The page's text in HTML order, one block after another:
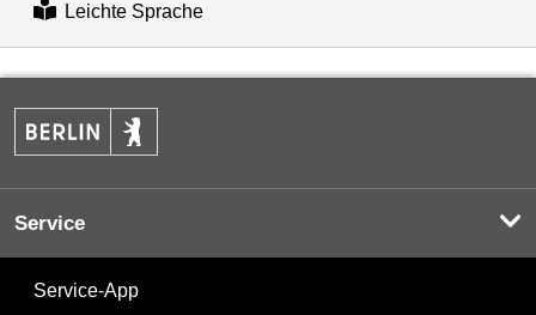
Leichte Sprache
Service
Service-App